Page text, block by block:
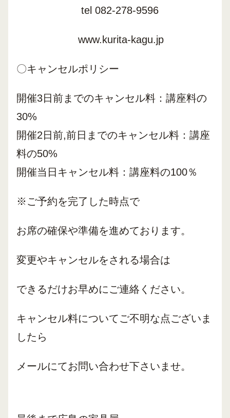
tel 082-278-9596
www.kurita-kagu.jp
〇キャンセルポリシー
開催3日前までのキャンセル料：講座料の
30%
開催2日前,前日までのキャンセル料：講座
料の50%
開催当日キャンセル料：講座料の100％
※ご予約を完了した時点で
お席の確保や準備を進めております。
変更やキャンセルをされる場合は
できるだけお早めにご連絡ください。
キャンセル料についてご不明な点ございま
したら
メールにてお問い合わせ下さいませ。